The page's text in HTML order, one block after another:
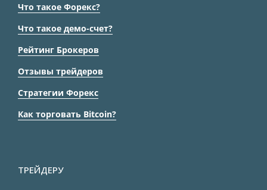
Что такое Форекс?
Что такое демо-счет?
Рейтинг Брокеров
Отзывы трейдеров
Стратегии Форекс
Как торговать Bitcoin?
ТРЕЙДЕРУ